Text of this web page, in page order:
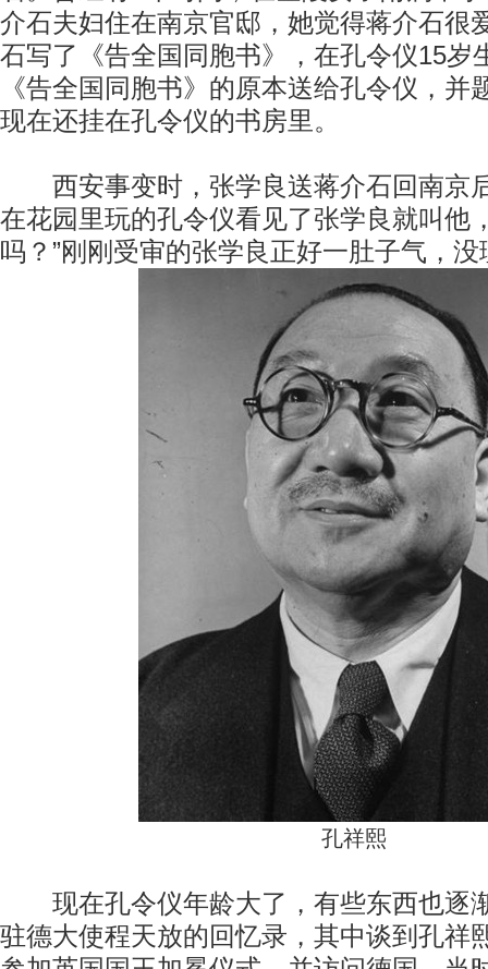
介石夫妇住在南京官邸，她觉得蒋介石很
石写了《告全国同胞书》，在孔令仪15岁
《告全国同胞书》的原本送给孔令仪，并
现在还挂在孔令仪的书房里。
西安事变时，张学良送蒋介石回南京
在花园里玩的孔令仪看见了张学良就叫他
吗？”刚刚受审的张学良正好一肚子气，没
孔祥熙
现在孔令仪年龄大了，有些东西也逐
驻德大使程天放的回忆录，其中谈到孔祥